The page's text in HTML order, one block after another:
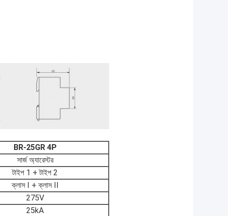
BR-25GR 4P
সার্জ অ্যারেস্টর
টাইপ 1 + টাইপ 2
ক্লাস I + ক্লাস II
275V
25kA